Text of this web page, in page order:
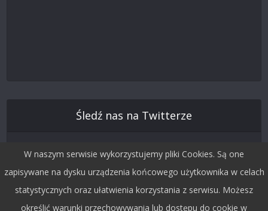
Śledź nas na Twitterze
W naszym serwisie wykorzystujemy pliki Cookies. Są one
zapisywane na dysku urządzenia końcowego użytkownika w celach
statystycznych oraz ułatwienia korzystania z serwisu. Możesz
określić warunki przechowywania lub dostępu do cookie w